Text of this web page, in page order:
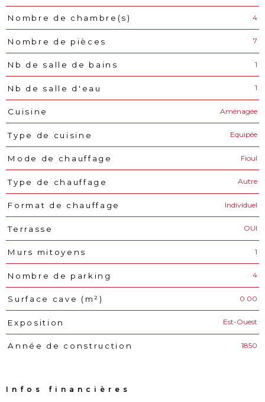
Nombre de chambre(s) 4
Nombre de pièces 7
Nb de salle de bains 1
Nb de salle d'eau 1
Cuisine Aménagée
Type de cuisine Equipée
Mode de chauffage Fioul
Type de chauffage Autre
Format de chauffage Individuel
Terrasse OUI
Murs mitoyens 1
Nombre de parking 4
Surface cave (m²) 0.00
Exposition Est-Ouest
Année de construction 1850
Infos financières